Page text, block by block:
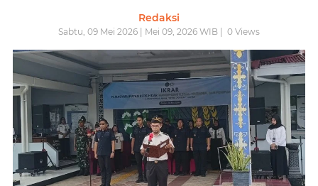
Redaksi
Sabtu, 09 Mei 2026 | Mei 09, 2026 WIB | 0 Views